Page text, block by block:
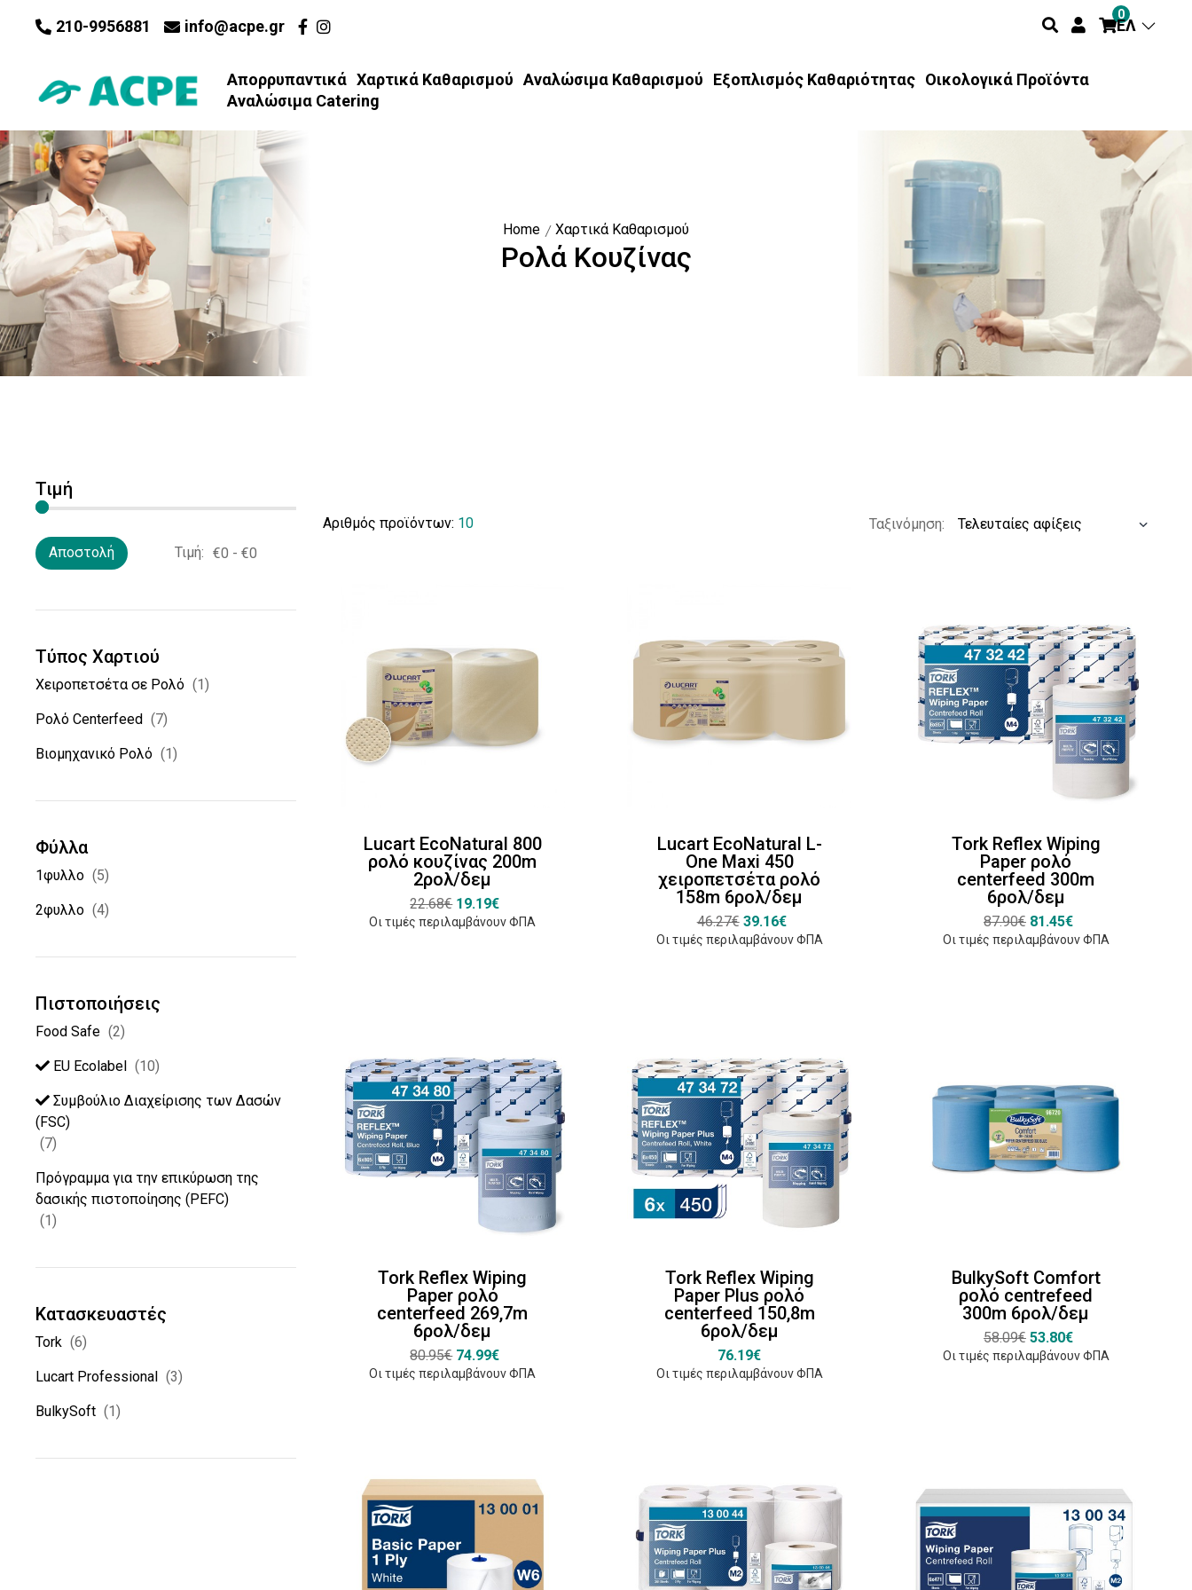
210-9956881 info@acpe.gr
0
ΕΛ
Απορρυπαντικά Χαρτικά Καθαρισμού Αναλώσιμα Καθαρισμού Εξοπλισμός Καθαριότητας Οικολογικά Προϊόντα
Αναλώσιμα Catering
Home Χαρτικά Καθαρισμού
Ρολά Κουζίνας
Τιμή
Αποστολή Τιμή:
Τύπος Χαρτιού
Χειροπετσέτα σε Ρολό (1)
Ρολό Centerfeed (7)
Βιομηχανικό Ρολό (1)
Φύλλα
1φυλλο (5)
2φυλλο (4)
Πιστοποιήσεις
Food Safe (2)
EU Ecolabel (10)
Συµβούλιο ∆ιαχείρισης των ∆ασών
(FSC)
(7)
Πρόγραμμα για την επικύρωση της
δασικής πιστοποίησης (PEFC)
(1)
Κατασκευαστές
Tork (6)
Lucart Professional (3)
BulkySoft (1)
Αριθμός προϊόντων: 10 Ταξινόμηση:
Lucart EcoNatural 800
ρολό κουζίνας 200m
2ρολ/δεμ
22.68€ 19.19€
Οι τιμές περιλαμβάνουν ΦΠΑ
Lucart EcoNatural L-
One Maxi 450
χειροπετσέτα ρολό
158m 6ρολ/δεμ
46.27€ 39.16€
Οι τιμές περιλαμβάνουν ΦΠΑ
Tork Reflex Wiping
Paper ρολό
centerfeed 300m
6ρολ/δεμ
87.90€ 81.45€
Οι τιμές περιλαμβάνουν ΦΠΑ
Tork Reflex Wiping
Paper ρολό
centerfeed 269,7m
6ρολ/δεμ
80.95€ 74.99€
Οι τιμές περιλαμβάνουν ΦΠΑ
Tork Reflex Wiping
Paper Plus ρολό
centerfeed 150,8m
6ρολ/δεμ
76.19€
Οι τιμές περιλαμβάνουν ΦΠΑ
BulkySoft Comfort
ρολό centrefeed
300m 6ρολ/δεμ
58.09€ 53.80€
Οι τιμές περιλαμβάνουν ΦΠΑ